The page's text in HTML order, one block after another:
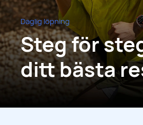
Daglig löpning
Steg för
ditt bästa